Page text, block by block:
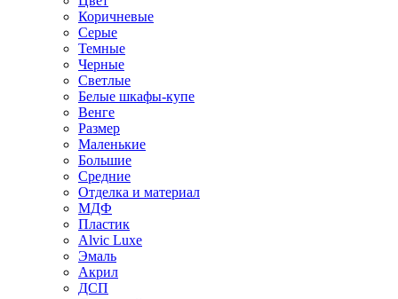
Коричневые
Серые
Темные
Черные
Светлые
Белые шкафы-купе
Венге
Размер
Маленькие
Большие
Средние
Отделка и материал
МДФ
Пластик
Alvic Luxe
Эмаль
Акрил
ДСП